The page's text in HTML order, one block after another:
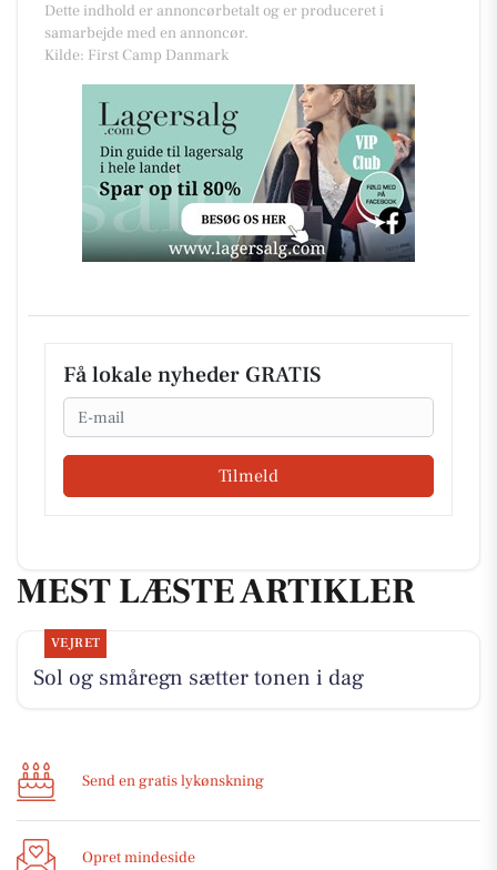
Dette indhold er annoncørbetalt og er produceret i
samarbejde med en annoncør.
Kilde: First Camp Danmark
Få lokale nyheder GRATIS
Email
Tilmeld
MEST LÆSTE ARTIKLER
VEJRET
Sol og småregn sætter tonen i dag
Send en gratis lykønskning
Opret mindeside